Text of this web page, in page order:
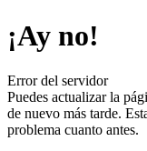
¡Ay no!
Error del servidor
Puedes actualizar la
de nuevo más tarde.
problema cuanto antes.